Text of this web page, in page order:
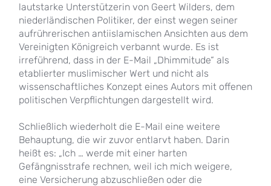
lautstarke Unterstützerin von Geert Wilders, dem
niederländischen Politiker, der einst wegen seiner
aufrührerischen antiislamischen Ansichten aus dem
Vereinigten Königreich verbannt wurde. Es ist
irreführend, dass in der E-Mail „Dhimmitude“ als
etablierter muslimischer Wert und nicht als
wissenschaftliches Konzept eines Autors mit offenen
politischen Verpflichtungen dargestellt wird.
Schließlich wiederholt die E-Mail eine weitere
Behauptung, die wir zuvor entlarvt haben. Darin
heißt es: „Ich … werde mit einer harten
Gefängnisstrafe rechnen, weil ich mich weigere,
eine Versicherung abzuschließen oder die